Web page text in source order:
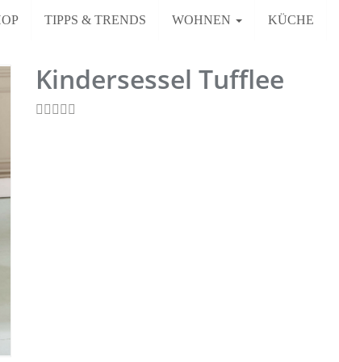
TIPPS & TRENDS WOHNEN KÜCHE
Kindersessel Tufflee